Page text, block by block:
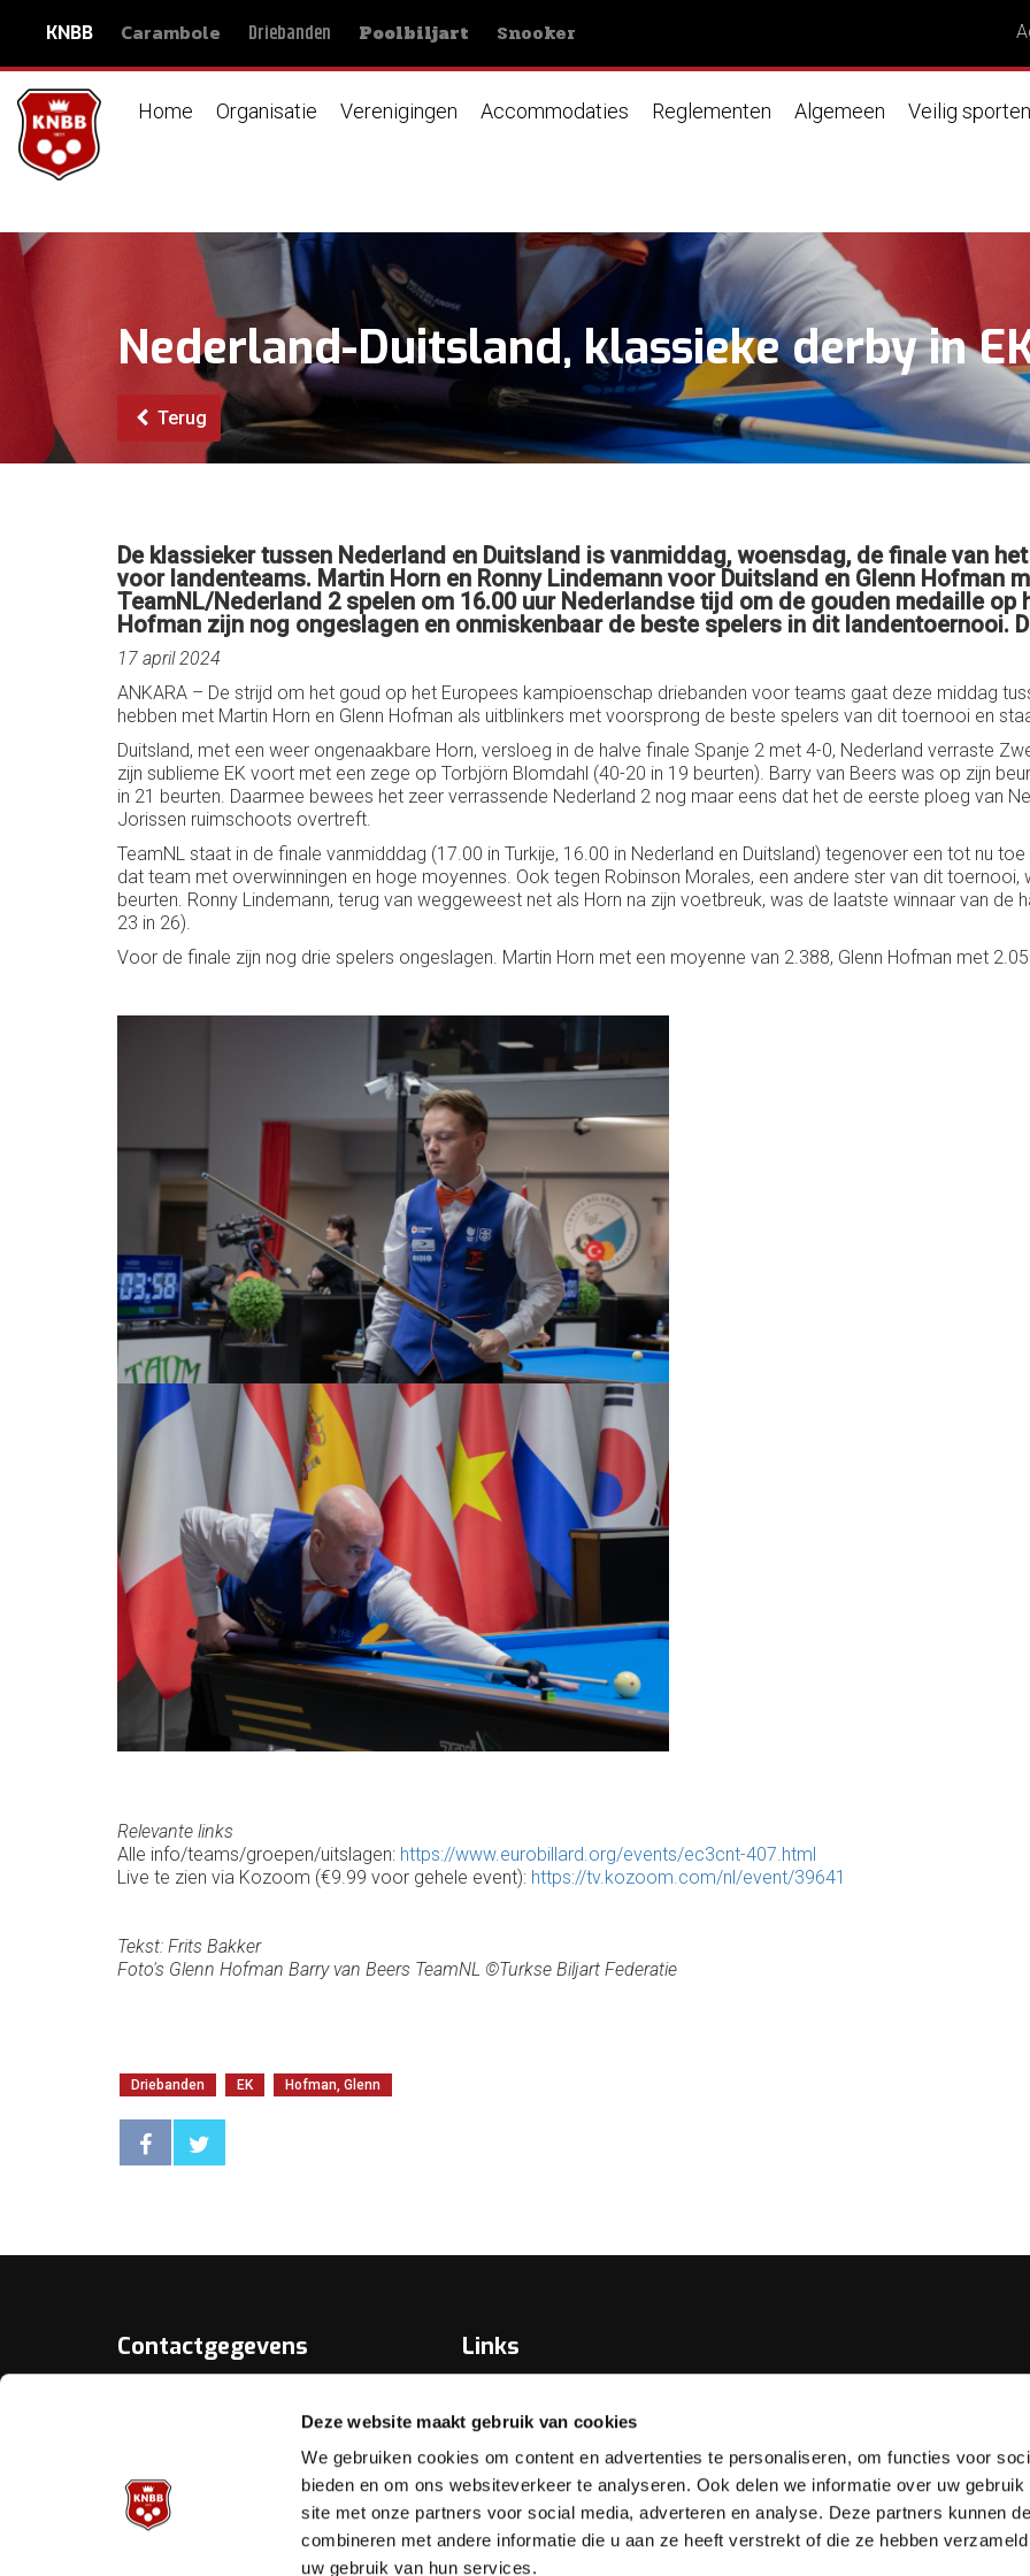
Deze website maakt gebruik van cookies
We gebruiken cookies om content en advertenties te personaliseren, om functies voor
bieden en om ons websiteverkeer te analyseren. Ook delen we informatie over uw gebruik
site met onze partners voor social media, adverteren en analyse. Deze partners kunnen
combineren met andere informatie die u aan ze heeft verstrekt of die ze hebben
uw gebruik van hun services.
KNBB Carambole Driebanden Poolbiljart Snooker
Home Organisatie Verenigingen Accommodaties Reglementen Algemeen Veilig sporten
Nederland-Duitsland, klassieke derby in
Terug
De klassieker tussen Nederland en Duitsland is vanmiddag, woensdag, de finale van
voor landenteams. Martin Horn en Ronny Lindemann voor Duitsland en Glenn Hofman
TeamNL/Nederland 2 spelen om 16.00 uur Nederlandse tijd om de gouden medaille op
Hofman zijn nog ongeslagen en onmiskenbaar de beste spelers in dit landentoernooi.
17 april 2024
ANKARA – De strijd om het goud op het Europees kampioenschap driebanden voor teams gaat deze middag
hebben met Martin Horn en Glenn Hofman als uitblinkers met voorsprong de beste spelers van dit toernooi en
Duitsland, met een weer ongenaakbare Horn, versloeg in de halve finale Spanje 2 met 4-0, Nederland verraste
zijn sublieme EK voort met een zege op Torbjörn Blomdahl (40-20 in 19 beurten). Barry van Beers was op zijn
in 21 beurten. Daarmee bewees het zeer verrassende Nederland 2 nog maar eens dat het de eerste ploeg van
Jorissen ruimschoots overtreft.
TeamNL staat in de finale vanmidddag (17.00 in Turkije, 16.00 in Nederland en Duitsland) tegenover een tot nu
dat team met overwinningen en hoge moyennes. Ook tegen Robinson Morales, een andere ster van dit
beurten. Ronny Lindemann, terug van weggeweest net als Horn na zijn voetbreuk, was de laatste winnaar van de
23 in 26).
Voor de finale zijn nog drie spelers ongeslagen. Martin Horn met een moyenne van 2.388, Glenn Hofman met
Relevante links
Alle info/teams/groepen/uitslagen: https://www.eurobillard.org/events/ec3cnt-407.html
Live te zien via Kozoom (€9.99 voor gehele event): https://tv.kozoom.com/nl/event/39641
Tekst: Frits Bakker
Foto's Glenn Hofman Barry van Beers TeamNL ©Turkse Biljart Federatie
Driebanden EK Hofman, Glenn
Contactgegevens
Koninklijke Nederlandse Biljart
Archimedesbaan 7
Links
Bondsbureau
Helpdesks